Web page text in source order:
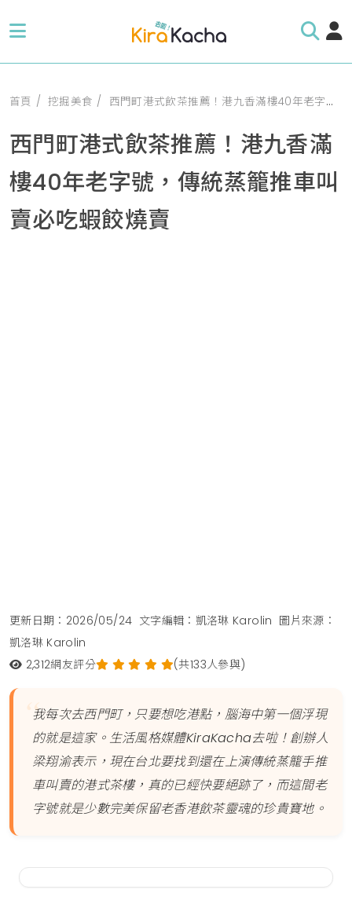
首頁 挖掘美食 西門町港式飲茶推薦！港九香滿樓40年老字號，傳統蒸籠推車叫賣必吃蝦餃燒賣
西門町港式飲茶推薦！港九香滿
樓40年老字號，傳統蒸籠推車叫
賣必吃蝦餃燒賣
更新日期：2026/05/24 文字編輯：凱洛琳 Karolin 圖片來源：
凱洛琳 Karolin
2,312網友評分 (共133人參與)
我每次去西門町，只要想吃港點，腦海中第一個浮現
的就是這家。生活風格媒體KiraKacha去啦！創辦人
梁翔渝表示，現在台北要找到還在上演傳統蒸籠手推
車叫賣的港式茶樓，真的已經快要絕跡了，而這間老
字號就是少數完美保留老香港飲茶靈魂的珍貴寶地。